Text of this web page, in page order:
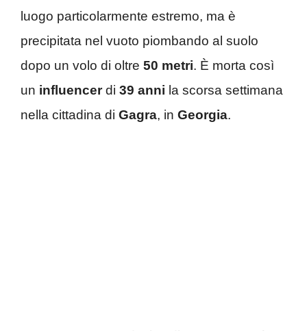
luogo particolarmente estremo, ma è
precipitata nel vuoto piombando al suolo
dopo un volo di oltre 50 metri. È morta così
un influencerdi 39 anni la scorsa settimana
nella cittadina di Gagra, in Georgia.